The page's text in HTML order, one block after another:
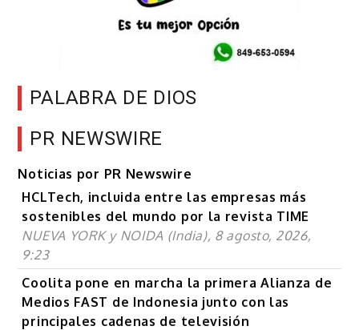
PALABRA DE DIOS
PR NEWSWIRE
Noticias por PR Newswire
HCLTech, incluida entre las empresas más
sostenibles del mundo por la revista TIME
NUEVA YORK y NOIDA (India), 8 agosto, 2026,
9:23
Coolita pone en marcha la primera Alianza de
Medios FAST de Indonesia junto con las
principales cadenas de televisión